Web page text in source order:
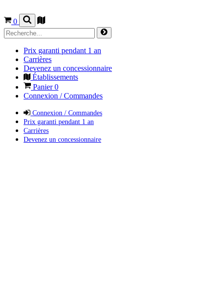
0
Prix garanti pendant 1 an
Carrières
Devenez un concessionnaire
Établissements
Panier0
Connexion / Commandes
Connexion / Commandes
Prix garanti pendant 1 an
Carrières
Devenez un concessionnaire